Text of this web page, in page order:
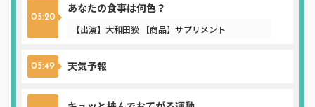
05:20
あなたの食事は何色？
【出演】大和田獏 【商品】サプリメント
05:49 天気予報